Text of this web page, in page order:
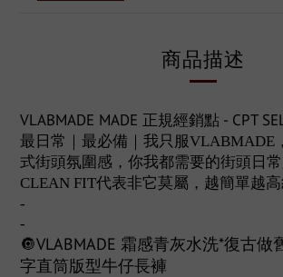
商品描述
VLABMADE MADE 正規經銷點 - CPT
最日常｜最必備｜我只服VLABMADE
式街頭氛圍感，你我都需要的街頭日
CLEAN FIT代表非它莫屬，越簡單越
-
-
🔘VLABMADE 霜感青灰水洗*復古做
字直筒版型牛仔長褲